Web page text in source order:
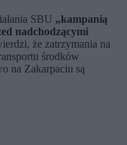
SBU „kampanią
nadchodzącymi
że zatrzymania na
środków
na Zakarpaciu są